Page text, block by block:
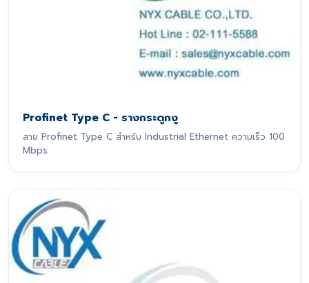
Profinet Type C - รางกระดูกงู
สาย Profinet Type C สำหรับ Industrial Ethernet ความเร็ว 100
Mbps